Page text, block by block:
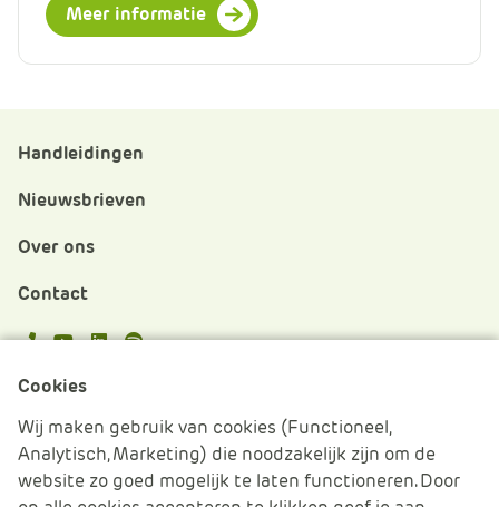
Meer informatie
Handleidingen
Nieuwsbrieven
Over ons
Contact
Cookies beheren
Cookie verklaring
Cookies
Wij maken gebruik van cookies (Functioneel,
Analytisch, Marketing) die noodzakelijk zijn om de
website zo goed mogelijk te laten functioneren. Door